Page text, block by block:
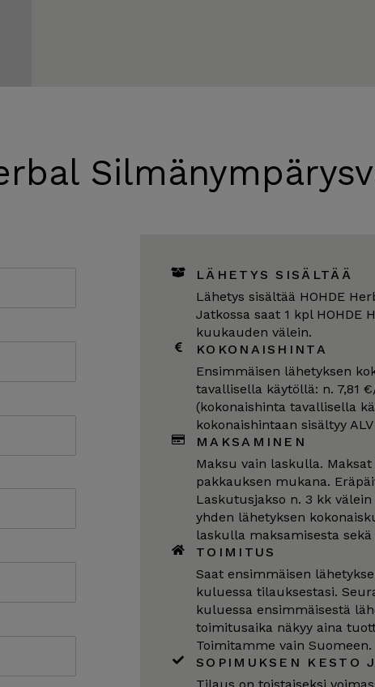
LÄHETYS SISÄLTÄÄ
Lähetys sisältää HOHDE
Jatkossa saat 1 kpl HOHDE
kuukauden välein.
KOKONAISHINTA
Ensimmäisen lähetyksen
tavallisella käytöllä: n. 7,81
(kokonaishinta tavallisella
kokonaishintaan sisältyy
MAKSAMINEN
Maksu vain laskulla.
pakkauksen mukana.
Laskutusjakso n. 3 kk
yhden lähetyksen
laskulla maksamisesta
TOIMITUS
Saat ensimmäisen
kuluessa tilauksestasi.
kuluessa ensimmäisestä
toimitusaika näkyy aina
Toimitamme vain Suomeen.
SOPIMUKSEN KESTO